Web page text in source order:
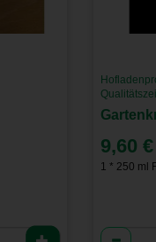
9,60 €
1 * 250 ml
Anzahl